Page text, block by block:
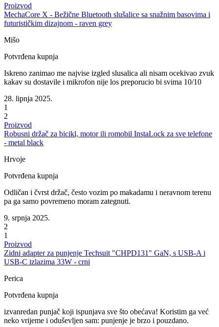
Proizvod
MechaCore X - Bežične Bluetooth slušalice sa snažnim basovima i
futurističkim dizajnom - raven grey
Mišo
Potvrđena kupnja
Iskreno zanimao me najvise izgled slusalica ali nisam ocekivao zvuk
kakav su dostavile i mikrofon nije los preporucio bi svima 10/10
28. lipnja 2025.
1
2
Proizvod
Robusni držač za bicikl, motor ili romobil InstaLock za sve telefone
- metal black
Hrvoje
Potvrđena kupnja
Odličan i čvrst držač, često vozim po makadamu i neravnom terenu
pa ga samo povremeno moram zategnuti.
9. srpnja 2025.
2
1
Proizvod
Zidni adapter za punjenje Techsuit "CHPD131" GaN, s USB-A i
USB-C izlazima 33W - crni
Perica
Potvrđena kupnja
izvanredan punjač koji ispunjava sve što obećava! Koristim ga već
neko vrijeme i oduševljen sam: punjenje je brzo i pouzdano.